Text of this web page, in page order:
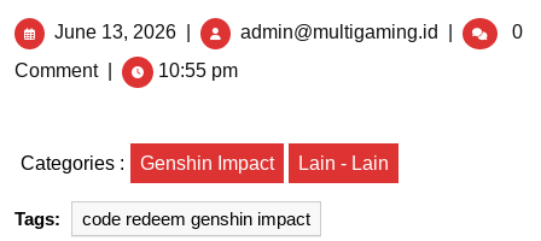
June 13, 2026 admin@multigaming.id
0
Comment
10:55 pm
Categories : Genshin Impact Lain - Lain
Tags: code redeem genshin impact